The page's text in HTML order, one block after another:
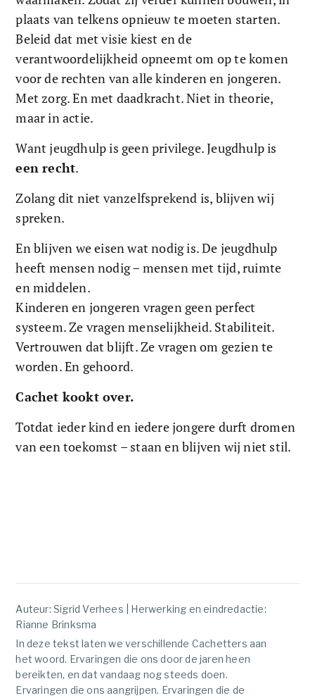
plaats van telkens opnieuw te moeten starten.
Beleid dat met visie kiest en de
verantwoordelijkheid opneemt om op te komen
voor de rechten van alle kinderen en jongeren.
Met zorg. En met daadkracht. Niet in theorie,
maar in actie.
Want jeugdhulp is geen privilege. Jeugdhulp is
een recht.
Zolang dit niet vanzelfsprekend is, blijven wij
spreken.
En blijven we eisen wat nodig is. De jeugdhulp
heeft mensen nodig – mensen met tijd, ruimte
en middelen.
Kinderen en jongeren vragen geen perfect
systeem. Ze vragen menselijkheid. Stabiliteit.
Vertrouwen dat blijft. Ze vragen om gezien te
worden. En gehoord.
Cachet kookt over.
Totdat ieder kind en iedere jongere durft dromen
van een toekomst – staan en blijven wij niet stil.
Auteur: Sigrid Verhees | Herwerking en eindredactie:
Rianne Brinksma
In deze tekst laten we verschillende Cachetters aan
het woord. Ervaringen die ons door de jaren heen
bereikten, en dat vandaag nog steeds doen.
Ervaringen die ons aangrijpen. Ervaringen die de